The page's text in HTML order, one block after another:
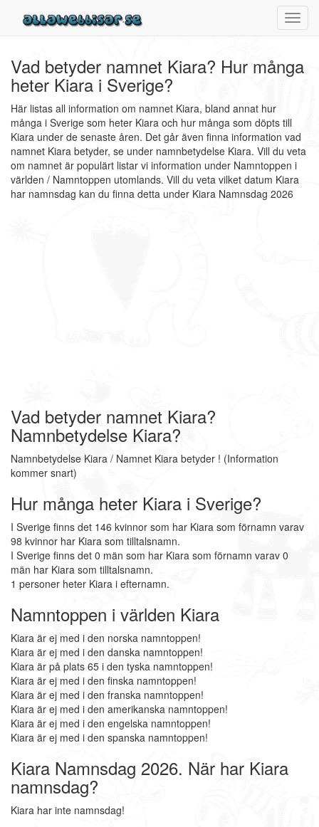
Vad betyder namnet Kiara? Hur många
heter Kiara i Sverige?
Här listas all information om namnet Kiara, bland annat hur
många i Sverige som heter Kiara och hur många som döpts till
Kiara under de senaste åren. Det går även finna information vad
namnet Kiara betyder, se under namnbetydelse Kiara. Vill du veta
om namnet är populärt listar vi information under Namntoppen i
världen / Namntoppen utomlands. Vill du veta vilket datum Kiara
har namnsdag kan du finna detta under Kiara Namnsdag 2026
Vad betyder namnet Kiara?
Namnbetydelse Kiara?
Namnbetydelse Kiara / Namnet Kiara betyder ! (Information
kommer snart)
Hur många heter Kiara i Sverige?
I Sverige finns det 146 kvinnor som har Kiara som förnamn varav
98 kvinnor har Kiara som tilltalsnamn.
I Sverige finns det 0 män som har Kiara som förnamn varav 0
män har Kiara som tilltalsnamn.
1 personer heter Kiara i efternamn.
Namntoppen i världen Kiara
Kiara är ej med i den norska namntoppen!
Kiara är ej med i den danska namntoppen!
Kiara är på plats 65 i den tyska namntoppen!
Kiara är ej med i den finska namntoppen!
Kiara är ej med i den franska namntoppen!
Kiara är ej med i den amerikanska namntoppen!
Kiara är ej med i den engelska namntoppen!
Kiara är ej med i den spanska namntoppen!
Kiara Namnsdag 2026. När har Kiara
namnsdag?
Kiara har inte namnsdag!